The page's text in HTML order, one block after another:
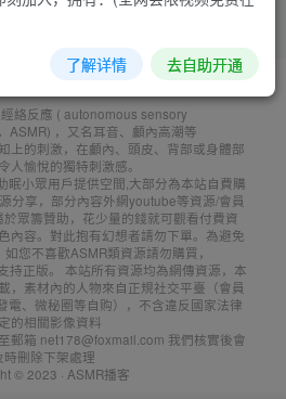
聯系客服
絡反應 ( autonomous sensory
ASMR) ，又名耳音、顱內高潮等
上的刺激，在顱內、頭皮、背部或身體部
人愉悅的獨特刺激感。
眠小眾用戶提供空間,大部分為本站自費購
分享，部分內容外網youtube等資源/會員
眾籌贊助，花少量的錢就可觀看付費資
內容。對此抱有幻想者請勿下單。為避免
您不喜歡ASMR類資源請勿購買，
持正版。 本站所有資源均為網傳資源，本
，素材內的人物來自正規社交平臺（會員
電、微秘圈等自购），不含違反國家法律
的相關影像資料
郵箱 net178@foxmail.com 我們核實後會
時刪除下架處理
© 2023 · ASMR播客
了解详情 去自助开通